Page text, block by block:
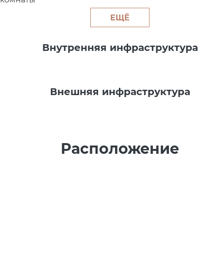
ЕЩЁ
Внутренняя инфраструктура
Внешняя инфраструктура
Расположение